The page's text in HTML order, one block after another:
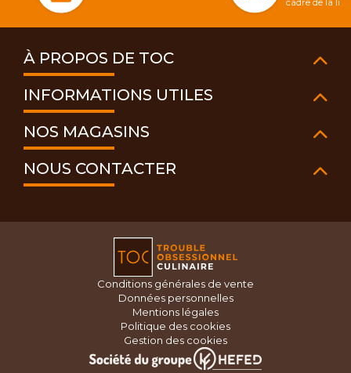
cadre de la
À PROPOS DE TOC
INFORMATIONS UTILES
NOS MAGASINS
NOUS CONTACTER
Conditions générales de vente
Données personnelles
Mentions légales
Politique des cookies
Gestion des cookies